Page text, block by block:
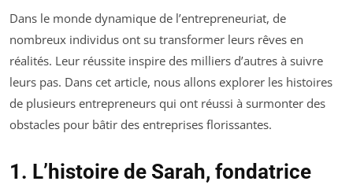
Dans le monde dynamique de l’entrepreneuriat, de
nombreux individus ont su transformer leurs rêves en
réalités. Leur réussite inspire des milliers d’autres à suivre
leurs pas. Dans cet article, nous allons explorer les histoires
de plusieurs entrepreneurs qui ont réussi à surmonter des
obstacles pour bâtir des entreprises florissantes.
1. L’histoire de Sarah, fondatrice